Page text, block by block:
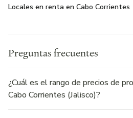
Locales en renta en Cabo Corrientes
Preguntas frecuentes
¿Cuál es el rango de precios de
Cabo Corrientes (Jalisco)?